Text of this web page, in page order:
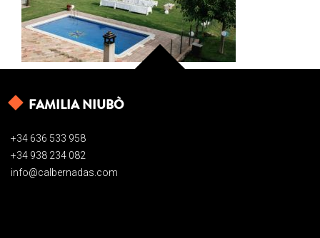
FAMILIA NIUBÒ
+34 636 533 958
+34 938 234 082
info@calbernadas.com